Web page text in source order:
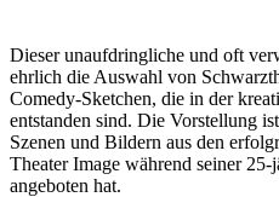
Dieser unaufdringliche und oft
ehrlich die Auswahl von
Comedy-Sketchen, die in der
entstanden sind. Die Vorstellung
Szenen und Bildern aus den
Theater Image während seiner
angeboten hat.